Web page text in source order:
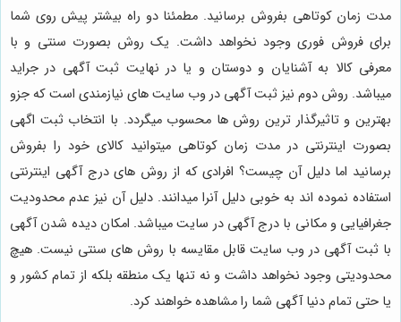
مدت زمان کوتاهی بفروش برسانید. مطمئنا دو راه بیشتر پیش روی شما
برای فروش فوری وجود نخواهد داشت. یک روش بصورت سنتی و با
معرفی کالا به آشنایان و دوستان و یا در نهایت ثبت آگهی در جراید
میباشد. روش دوم نیز ثبت آگهی در وب سایت های نیازمندی است که جزو
بهترین و تاثیرگذار ترین روش ها محسوب میگردد. با انتخاب ثبت اگهی
بصورت اینترنتی در مدت زمان کوتاهی میتوانید کالای خود را بفروش
برسانید اما دلیل آن چیست؟ افرادی که از روش های درج آگهی اینترنتی
استفاده نموده اند به خوبی دلیل آنرا میدانند. دلیل آن نیز عدم محدودیت
جغرافیایی و مکانی با درج آگهی در سایت میباشد. امکان دیده شدن آگهی
با ثبت آگهی در وب سایت قابل مقایسه با روش های سنتی نیست. هیچ
محدودیتی وجود نخواهد داشت و نه تنها یک منطقه بلکه از تمام کشور و
یا حتی تمام دنیا آگهی شما را مشاهده خواهند کرد.